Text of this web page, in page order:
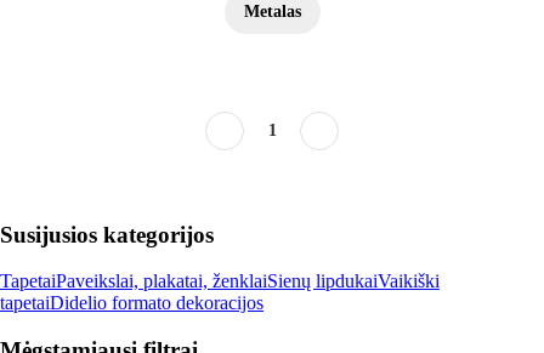
Metalas
1
Susijusios kategorijos
TapetaiPaveikslai, plakatai, ženklaiSienų lipdukaiVaikiški
tapetaiDidelio formato dekoracijos